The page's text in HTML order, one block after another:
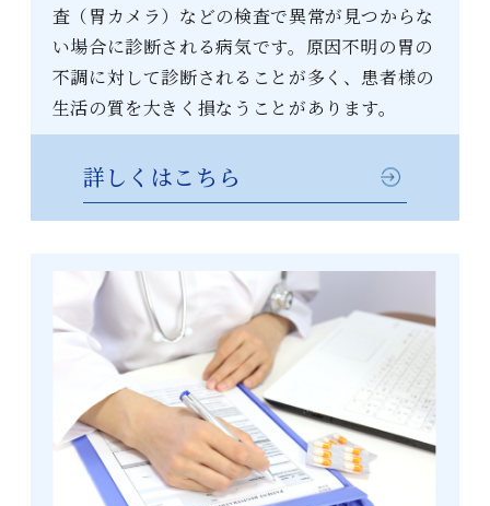
査（胃カメラ）などの検査で異常が見つからな
い場合に診断される病気です。原因不明の胃の
不調に対して診断されることが多く、患者様の
生活の質を大きく損なうことがあります。
詳しくはこちら